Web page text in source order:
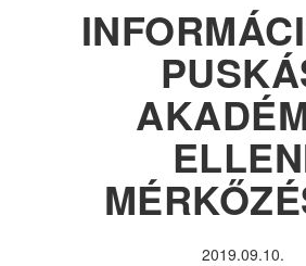
2019.09.10.